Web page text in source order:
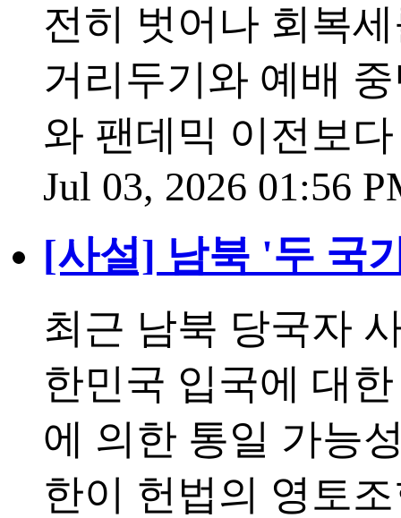
전히 벗어나 회복
거리두기와 예배
와 팬데믹 이전보
Jul 03, 2026 01:56
[사설] 남북 '두 국
최근 남북 당국자
한민국 입국에 대
에 의한 통일 가능
한이 헌법의 영토